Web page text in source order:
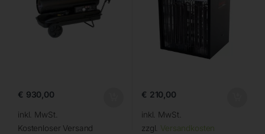
€ 930,00
inkl. MwSt.
Kostenloser Versand
€ 210,00
inkl. MwSt.
zzgl. Versandkosten